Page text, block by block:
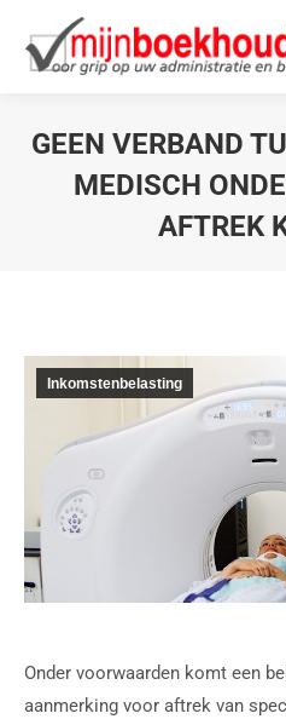
GEEN VERBAND
MEDISCH
AFTREK
Inkomstenbelasting
Onder voorwaarden komt een
aanmerking voor aftrek van